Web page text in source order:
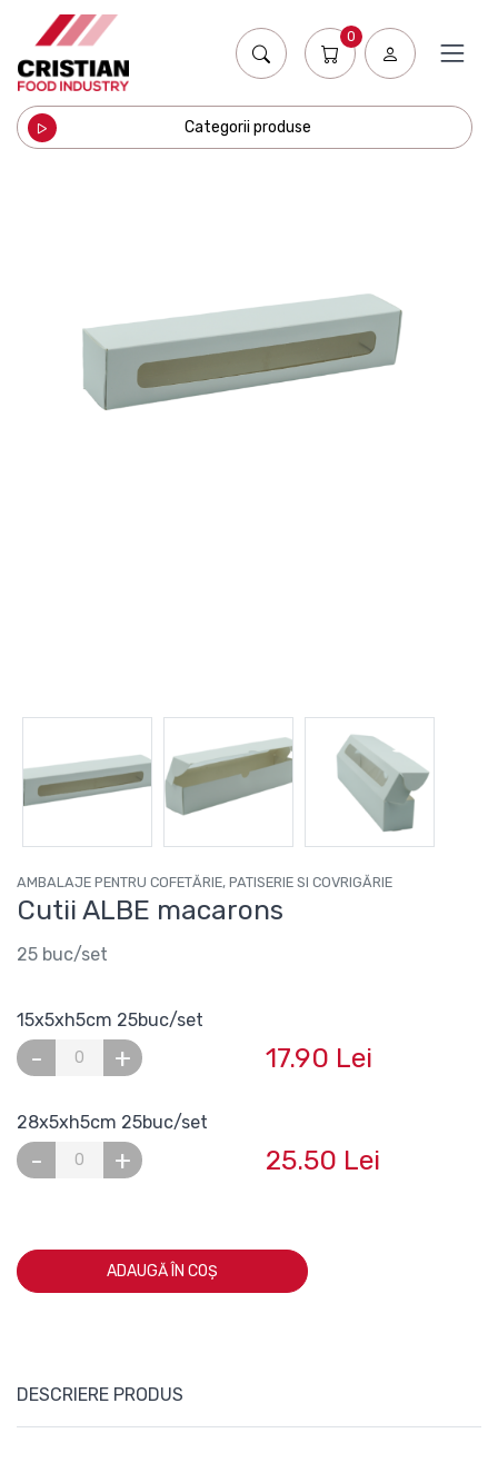
0
Categorii produse
AMBALAJE PENTRU COFETĂRIE, PATISERIE SI COVRIGĂRIE
Cutii ALBE macarons
25 buc/set
15x5xh5cm 25buc/set
- + 17.90 Lei
28x5xh5cm 25buc/set
- + 25.50 Lei
ADAUGĂ ÎN COȘ
DESCRIERE PRODUS